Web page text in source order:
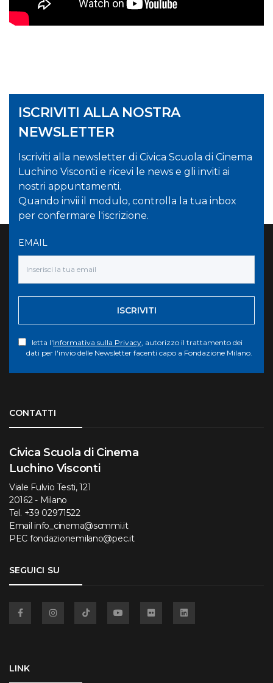
ISCRIVITI ALLA NOSTRA
NEWSLETTER
Iscriviti alla newsletter di Civica Scuola di Cinema
Luchino Visconti e ricevi le news e gli inviti ai
nostri appuntamenti.
Quando invii il modulo, controlla la tua inbox
per confermare l'iscrizione.
EMAIL
ISCRIVITI
letta l'Informativa sulla Privacy , autorizzo il trattamento dei
dati per l'invio delle Newsletter facenti capo a Fondazione Milano.
CONTATTI
Civica Scuola di Cinema
Luchino Visconti
Viale Fulvio Testi, 121
20162 - Milano
Tel. +39 02971522
Email info_cinema@scmmi.it
PEC fondazionemilano@pec.it
SEGUICI SU
LINK